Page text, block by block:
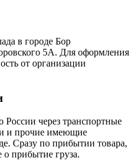
в городе Бор
5А. Для оформления
от организации
России через транспортные
и прочие имеющие
Сразу по прибытии товара,
о прибытие груза.